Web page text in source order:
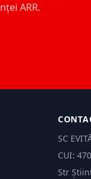
ARR.
SC
CUI:
Str